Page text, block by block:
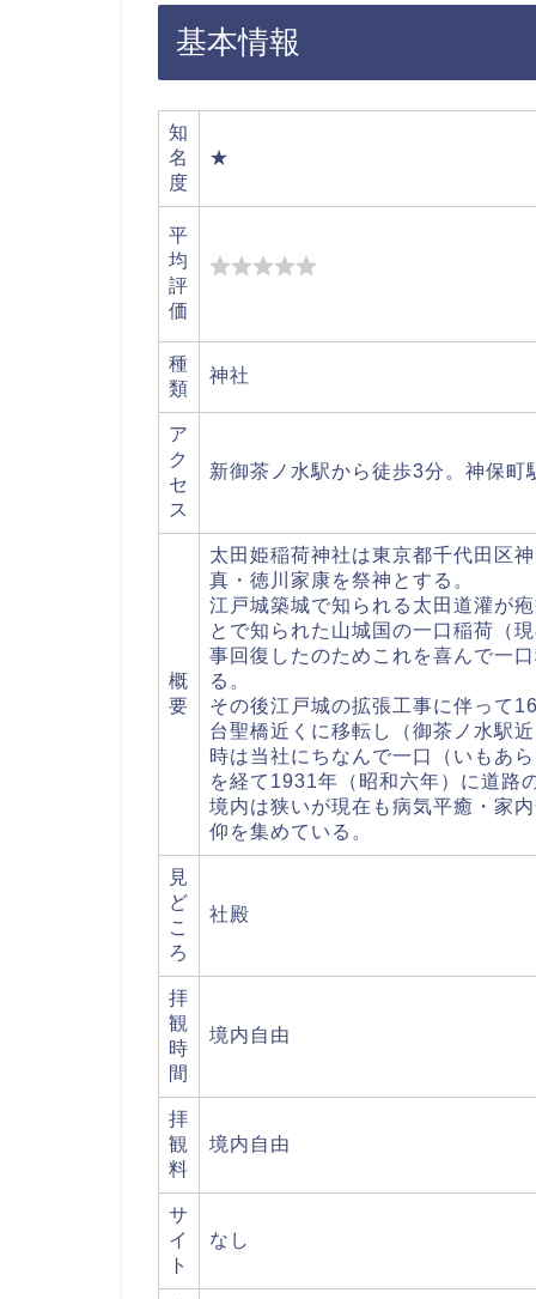
基本情報
知
名
度
★
平
均
評
価
種
類
神社
ア
ク
セ
ス
新御茶ノ水駅から徒歩3分。神保町
概
要
太田姫稲荷神社は東京都千代田区
真・徳川家康を祭神とする。
江戸城築城で知られる太田道灌が
とで知られた山城国の一口稲荷（
事回復したのためこれを喜んで一
る。
その後江戸城の拡張工事に伴って
台聖橋近くに移転し（御茶ノ水駅
時は当社にちなんで一口（いもあ
を経て1931年（昭和六年）に道路
境内は狭いが現在も病気平癒・家
仰を集めている。
見
ど
こ
ろ
社殿
拝
観
時
間
境内自由
拝
観
料
境内自由
サ
イ
ト
なし